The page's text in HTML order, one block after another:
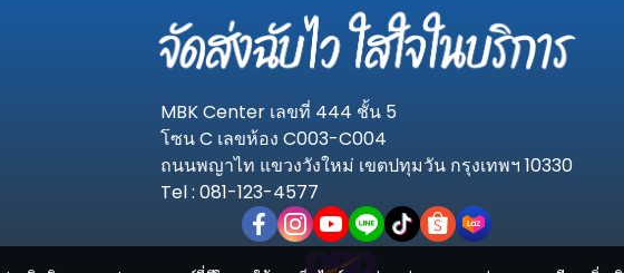
MBK Center เลขที่ 444 ชั้น 5
โซน C เลขห้อง C003-C004
ถนนพญาไท แขวงวังใหม่ เขตปทุมวัน กรุงเทพฯ 10330
Tel : 081-123-4577